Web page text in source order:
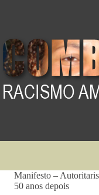
Manifesto –
50 anos depois